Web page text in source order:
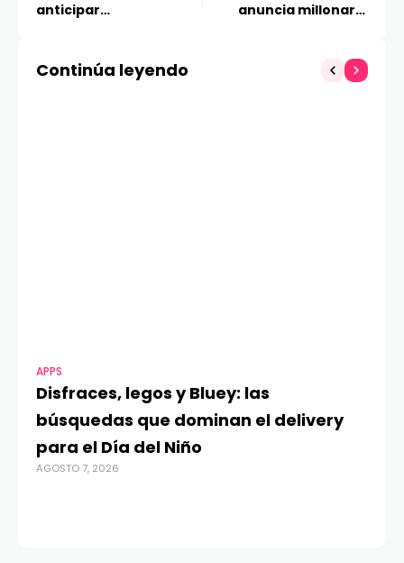
anticipar
anuncia millonaria
Continúa leyendo
APPS
Disfraces, legos y Bluey: las
búsquedas que dominan el delivery
para el Día del Niño
AGOSTO 7, 2026